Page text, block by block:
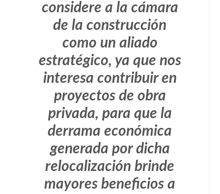
considere a la cámara
de la construcción
como un aliado
estratégico, ya que nos
interesa contribuir en
proyectos de obra
privada, para que la
derrama económica
generada por dicha
relocalización brinde
mayores beneficios a